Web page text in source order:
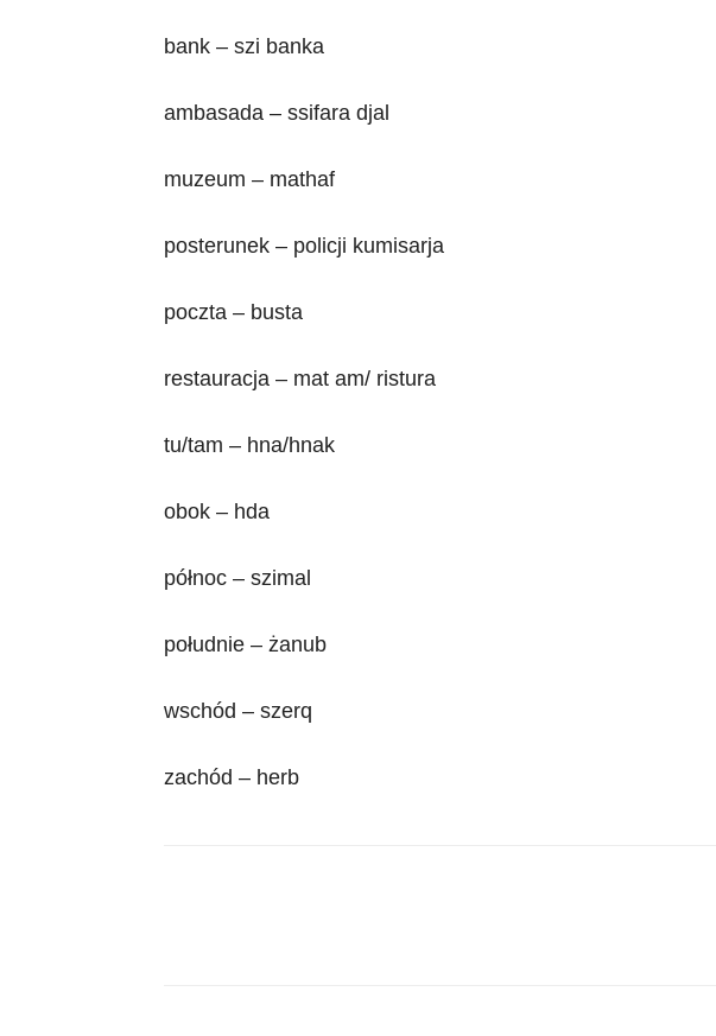
bank – szi banka
ambasada – ssifara djal
muzeum – mathaf
posterunek – policji kumisarja
poczta – busta
restauracja – mat am/ ristura
tu/tam – hna/hnak
obok – hda
północ – szimal
południe – żanub
wschód – szerq
zachód – herb